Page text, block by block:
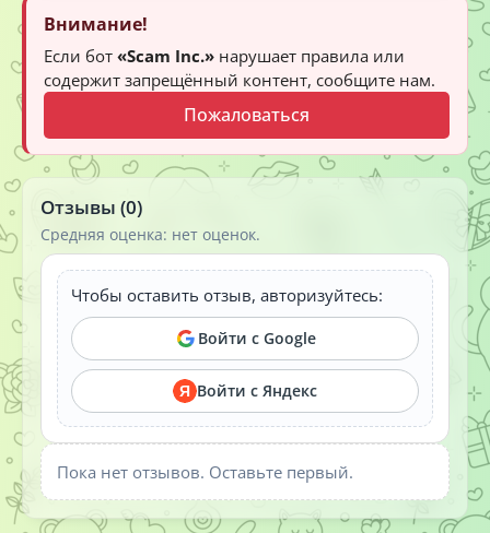
Внимание!
Если бот «Scam Inc.» нарушает правила или
содержит запрещённый контент, сообщите нам.
Пожаловаться
Отзывы (0)
Средняя оценка: нет оценок.
Чтобы оставить отзыв, авторизуйтесь:
Войти с Google
Я Войти с Яндекс
Пока нет отзывов. Оставьте первый.